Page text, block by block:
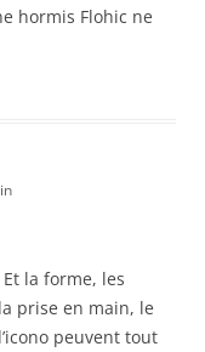
hormis Flohic ne
la forme, les
prise en main, le
peuvent tout